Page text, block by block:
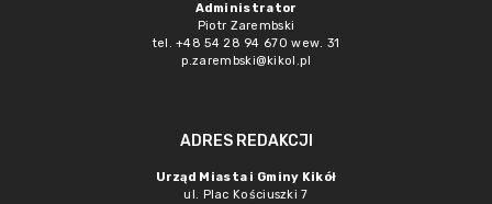
Administrator
Piotr Zarembski
tel. +48 54 28 94 670 wew. 31
p.zarembski@kikol.pl
ADRES REDAKCJI
Urząd Miasta i Gminy Kikół
ul. Plac Kościuszki 7